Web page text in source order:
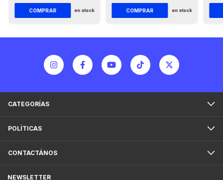
COMPRAR en stock COMPRAR en stock
CATEGORÍAS
POLÍTICAS
CONTACTÁNOS
NEWSLETTER